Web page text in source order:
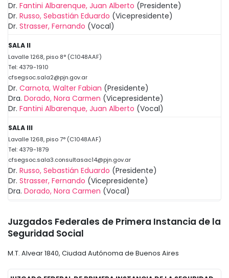
Dr. Fantini Albarenque, Juan Alberto (Presidente)
Dr. Russo, Sebastián Eduardo (Vicepresidente)
Dr. Strasser, Fernando (Vocal)
SALA II
Lavalle 1268, piso 8° (C1048AAF)
Tel: 4379-1910
cfsegsoc.sala2@pjn.gov.ar
Dr. Carnota, Walter Fabian (Presidente)
Dra. Dorado, Nora Carmen (Vicepresidente)
Dr. Fantini Albarenque, Juan Alberto (Vocal)
SALA III
Lavalle 1268, piso 7° (C1048AAF)
Tel: 4379-1879
cfsegsoc.sala3.consultasac14@pjn.gov.ar
Dr. Russo, Sebastián Eduardo (Presidente)
Dr. Strasser, Fernando (Vicepresidente)
Dra. Dorado, Nora Carmen (Vocal)
Juzgados Federales de Primera Instancia de la
Seguridad Social
M.T. Alvear 1840, Ciudad Autónoma de Buenos Aires